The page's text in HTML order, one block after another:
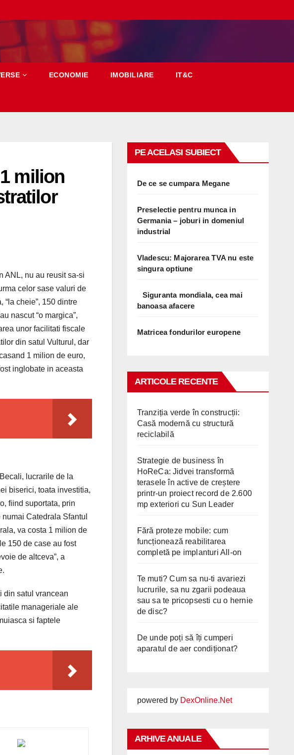
ECONOMIE IMOBILIARE IT&C
milion
ANL, nu au reusit sa-si
celor sase valuri de
cheie”, 150 dintre
nascut “o margica”,
unor facilitati fiscale
din satul Vulturul, dar
1 milion de euro,
inglobate in aceasta
lucrarile de la
biserici, toata investitia,
fiind suportata, prin
Catedrala Sfantul
va costa 1 milion de
150 de case au fost
de altceva”, a
din satul vrancean
manageriale ale
si faptele
PE ACELASI SUBIECT
De ce se cumpara Megane
Preselectie pentru munca in
Germania – joburi in domeniul
industrial
Vladescu: Majorarea TVA nu este
singura optiune
Siguranta mondiala, cea mai
banoasa afacere
Matricea fondurilor europene
ARTICOLE RECENTE
Tranziția verde în construcții:
Casă modernă cu structură
reciclabilă
Strategie de business în
HoReCa: Jidvei transformă
terasele în active de creștere
printr-un proiect record de 2.600
mp exteriori cu Sun Leader
Fără proteze mobile: cum
funcționează reabilitarea
completă pe implanturi All-on
Te muti? Cum sa nu-ti avariezi
lucrurile, sa nu zgarii podeaua
sau sa te pricopsesti cu o hernie
de disc?
De unde poți să îți cumperi
aparatul de aer condiționat?
powered by DexOnline.Net
ARHIVE ANUALE